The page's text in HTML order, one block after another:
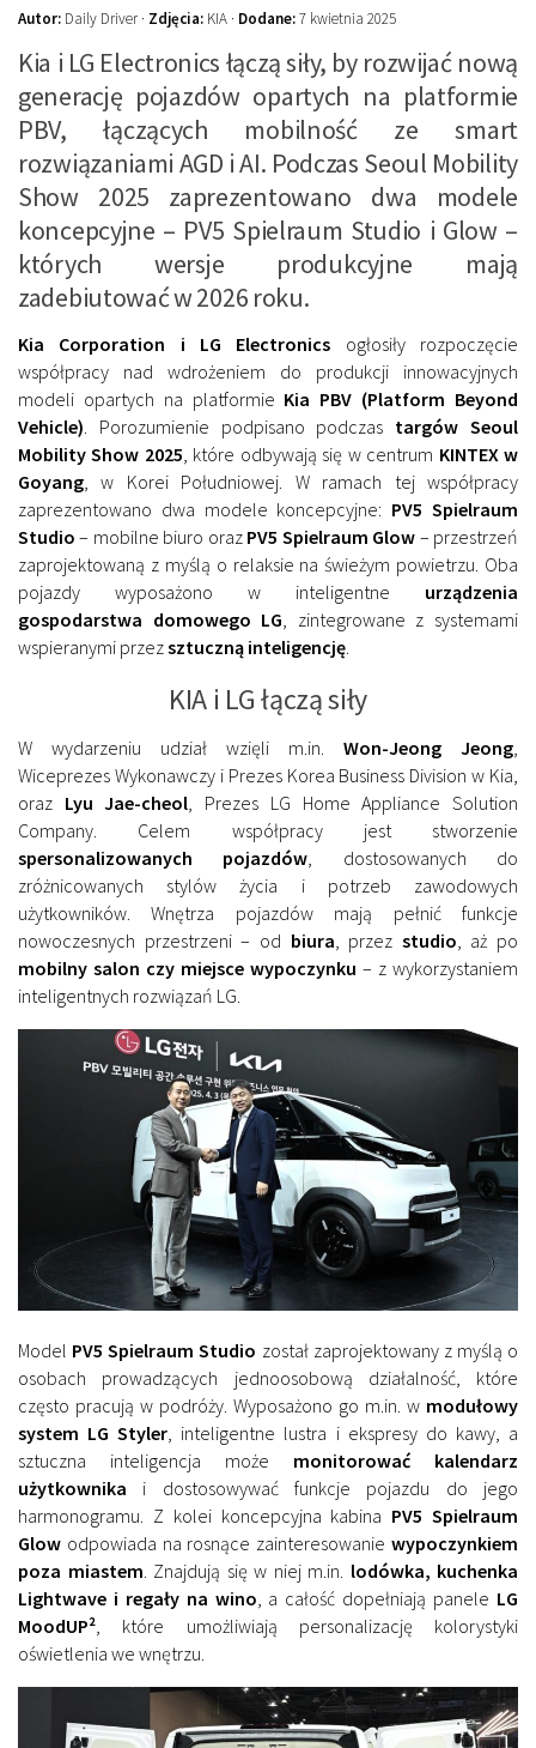
Autor: Daily Driver · Zdjęcia: KIA · Dodane:7 kwietnia 2025
Kia i LG Electronics łączą siły, by rozwijać nową
generację pojazdów opartych na platformie
PBV, łączących mobilność ze smart
rozwiązaniami AGD i AI. Podczas Seoul Mobility
Show 2025 zaprezentowano dwa modele
koncepcyjne – PV5 Spielraum Studio i Glow –
których wersje produkcyjne mają
zadebiutować w 2026 roku.
Kia Corporation i LG Electronics ogłosiły rozpoczęcie
współpracy nad wdrożeniem do produkcji innowacyjnych
modeli opartych na platformie Kia PBV (Platform Beyond
Vehicle) . Porozumienie podpisano podczas targów Seoul
Mobility Show 2025 , które odbywają się w centrum KINTEX w
Goyang , w Korei Południowej. W ramach tej współpracy
zaprezentowano dwa modele koncepcyjne: PV5 Spielraum
Studio – mobilne biuro oraz PV5 Spielraum Glow – przestrzeń
zaprojektowaną z myślą o relaksie na świeżym powietrzu. Oba
pojazdy wyposażono w inteligentne urządzenia
gospodarstwa domowego LG , zintegrowane z systemami
wspieranymi przezsztuczną inteligencję
KIA i LG łączą siły
W wydarzeniu udział wzięli m.in. Won-Jeong Jeong
Wiceprezes Wykonawczy i Prezes Korea Business Division w Kia,
oraz Lyu Jae-cheol , Prezes LG Home Appliance Solution
Company. Celem współpracy jest stworzenie
spersonalizowanych pojazdów , dostosowanych do
zróżnicowanych stylów życia i potrzeb zawodowych
użytkowników. Wnętrza pojazdów mają pełnić funkcje
nowoczesnych przestrzeni – od biura , przez studio , aż po
mobilny salon czy miejsce wypoczynku – z wykorzystaniem
inteligentnych rozwiązań LG.
Model PV5 Spielraum Studio został zaprojektowany z myślą o
osobach prowadzących jednoosobową działalność, które
często pracują w podróży. Wyposażono go m.in. w modułowy
system LG Styler, inteligentne lustra i ekspresy do kawy, a
sztuczna inteligencja może monitorować kalendarz
użytkownika i dostosowywać funkcje pojazdu do jego
harmonogramu. Z kolei koncepcyjna kabina PV5 Spielraum
Glow odpowiada na rosnące zainteresowanie wypoczynkiem
poza miastem. Znajdują się w niej m.in. lodówka, kuchenka
Lightwave i regały na wino, a całość dopełniają panele LG
MoodUP², które umożliwiają personalizację kolorystyki
oświetlenia we wnętrzu.